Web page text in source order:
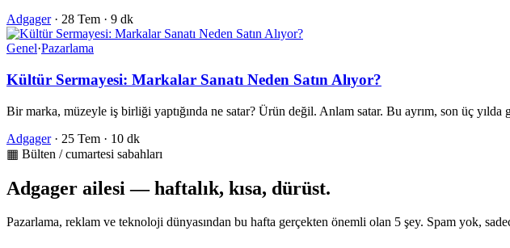
Adgager · 28 Tem · 9 dk
Genel·Pazarlama
Kültür Sermayesi: Markalar Sanatı Neden Satın Alıyor?
Bir marka, müzeyle iş birliği yaptığında ne satar? Ürün değil. Anlam satar. Bu ayrım, son üç
Adgager · 25 Tem · 10 dk
▦ Bülten / cumartesi sabahları
Adgager ailesi — haftalık, kısa, dürüst.
Pazarlama, reklam ve teknoloji dünyasından bu hafta gerçekten önemli olan 5 şey. Spam yok,